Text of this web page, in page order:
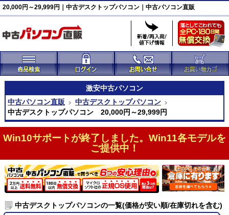
20,000円～29,999円｜中古デスクトップパソコン｜中古パソコン直販
激安中古パソコン
中古パソコン直販
中古デスクトップパソコン
中古デスクトップパソコン 20,000円～29,999円
Win10サポートが終了しました。Win11各モデルを
ご提供中！
中古デスクトップパソコンの一覧(価格が安い順/在庫切れを含む)